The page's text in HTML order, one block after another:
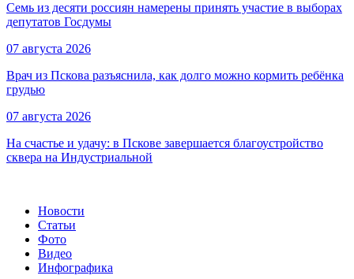
Семь из десяти россиян намерены принять участие в выборах
депутатов Госдумы
07 августа 2026
Врач из Пскова разъяснила, как долго можно кормить ребёнка
грудью
07 августа 2026
На счастье и удачу: в Пскове завершается благоустройство
сквера на Индустриальной
Новости
Статьи
Фото
Видео
Инфографика